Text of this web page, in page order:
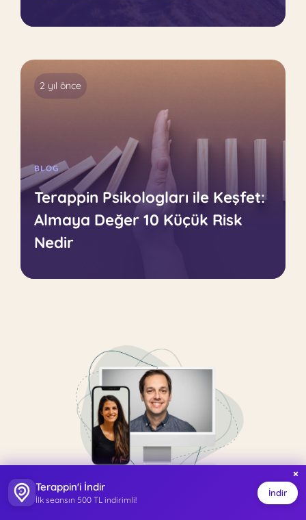
2 yıl önce
BLOG
Terappin Psikologları ile Keşfet:
Almaya Değer 10 Küçük Risk
Nedir
×
Terappin'i İndir
İlk seansın 500 TL indirimli!
İndir